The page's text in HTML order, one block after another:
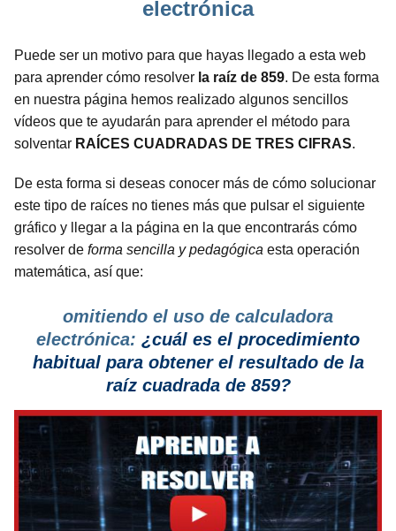
electrónica
Puede ser un motivo para que hayas llegado a esta web
para aprender cómo resolver la raíz de 859. De esta forma
en nuestra página hemos realizado algunos sencillos
vídeos que te ayudarán para aprender el método para
solventar RAÍCES CUADRADAS DE TRES CIFRAS.
De esta forma si deseas conocer más de cómo solucionar
este tipo de raíces no tienes más que pulsar el siguiente
gráfico y llegar a la página en la que encontrarás cómo
resolver de forma sencilla y pedagógica esta operación
matemática, así que:
omitiendo el uso de calculadora
electrónica: ¿cuál es el procedimiento
habitual para obtener el resultado de la
raíz cuadrada de 859?